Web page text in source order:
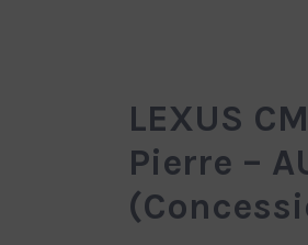
LEXUS
Pierre –